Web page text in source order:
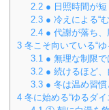
2.2 ● 日照時間が
2.3 ● 冷えによる“
2.4 ● 代謝が落ち
3 冬こそ向いている“
3.1 ● 無理な制限
3.2 ● 続けるほど、
3.3 ● 冬は温め習
4 冬に始める“ゆるダ